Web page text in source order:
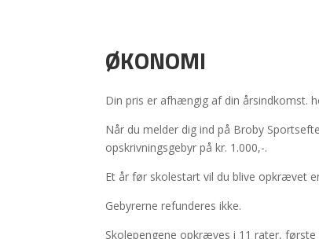
ØKONOMI
Din pris er afhængig af din årsindkomst.
Når du melder dig ind på Broby
opskrivningsgebyr på kr. 1.000,-.
Et år før skolestart vil du blive opkrævet
Gebyrerne refunderes ikke.
Skolepengene opkræves i 11 rater,